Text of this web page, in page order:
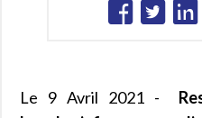
Le 9 Avril 2021 -